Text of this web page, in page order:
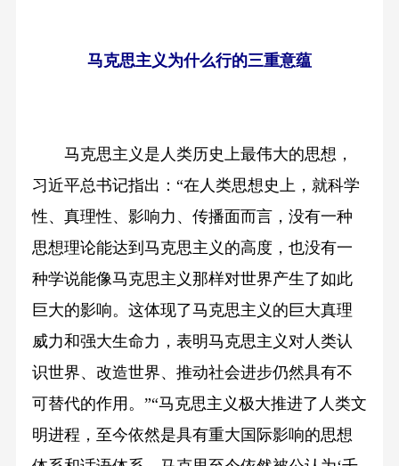
马克思主义为什么行的三重意蕴
马克思主义是人类历史上最伟大的思想，
习近平总书记指出：“在人类思想史上，就科学
性、真理性、影响力、传播面而言，没有一种
思想理论能达到马克思主义的高度，也没有一
种学说能像马克思主义那样对世界产生了如此
巨大的影响。这体现了马克思主义的巨大真理
威力和强大生命力，表明马克思主义对人类认
识世界、改造世界、推动社会进步仍然具有不
可替代的作用。”“马克思主义极大推进了人类文
明进程，至今依然是具有重大国际影响的思想